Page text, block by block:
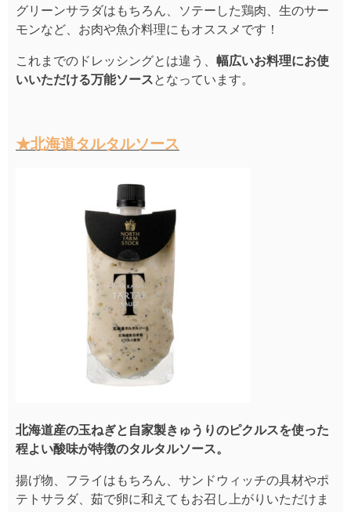
グリーンサラダはもちろん、ソテーした鶏肉、生のサー
モンなど、お肉や魚介料理にもオススメです！
これまでのドレッシングとは違う、 幅広いお料理にお使
いいただける万能ソースとなっています。
★北海道タルタルソース
北海道産の玉ねぎと自家製きゅうりのピクルスを使った
程よい酸味が特徴のタルタルソース。
揚げ物、フライはもちろん、サンドウィッチの具材やポ
テトサラダ、茹で卵に和えてもお召し上がりいただけま